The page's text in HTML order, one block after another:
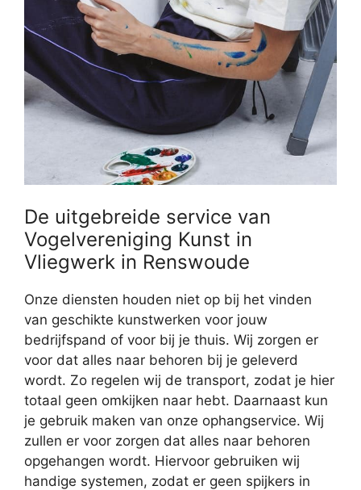
De uitgebreide service van
Vogelvereniging Kunst in
Vliegwerk in Renswoude
Onze diensten houden niet op bij het vinden
van geschikte kunstwerken voor jouw
bedrijfspand of voor bij je thuis. Wij zorgen er
voor dat alles naar behoren bij je geleverd
wordt. Zo regelen wij de transport, zodat je hier
totaal geen omkijken naar hebt. Daarnaast kun
je gebruik maken van onze ophangservice. Wij
zullen er voor zorgen dat alles naar behoren
opgehangen wordt. Hiervoor gebruiken wij
handige systemen, zodat er geen spijkers in